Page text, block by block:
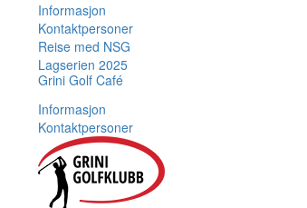
Informasjon
Kontaktpersoner
Reise med NSG
Lagserien 2025
Grini Golf Café
Informasjon
Kontaktpersoner